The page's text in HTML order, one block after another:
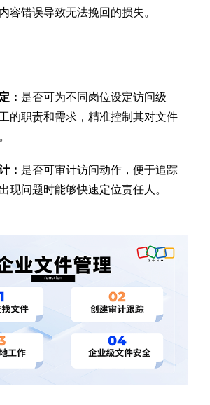
容错误导致无法挽回的损失。
： 是否可为不同岗位设定访问级
的职责和需求，精准控制其对文件
： 是否可审计访问动作，便于追踪
现问题时能够快速定位责任人。